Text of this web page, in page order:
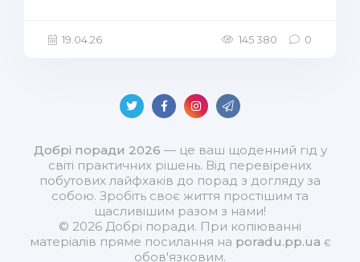
19.04.26 145 380 0
Добрі поради 2026 — це ваш щоденний гід у
світі практичних рішень. Від перевірених
побутових лайфхаків до порад з догляду за
собою. Зробіть своє життя простішим та
щасливішим разом з нами!
© 2026 Добрі поради. При копіюванні
матеріалів пряме посилання на poradu.pp.ua є
обов'язковим.